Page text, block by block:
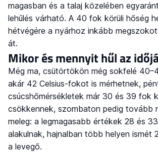
magasban és a talaj közelében
lehűlés várható. A 40 fok körüli hőség
hétvégére a nyárhoz inkább
át.
Mikor és mennyit hűl az
Még ma, csütörtökön még sokfelé
akár 42 Celsius-fokot is mérhetnek,
csúcshőmérsékletek már 30 és 39 fok
csökkennek, szombaton pedig tovább
meleg: a legmagasabb értékek 28 és
alakulnak, hajnalban több helyen ismét
a levegő.